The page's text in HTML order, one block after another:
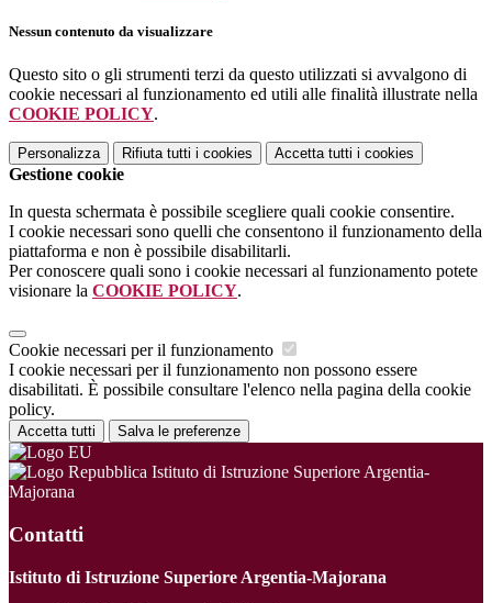
Nessun contenuto da visualizzare
Questo sito o gli strumenti terzi da questo utilizzati si avvalgono di
cookie necessari al funzionamento ed utili alle finalità illustrate nella
COOKIE POLICY.
Personalizza Rifiuta tutti i cookies Accetta tutti i cookies
Gestione cookie
In questa schermata è possibile scegliere quali cookie consentire.
I cookie necessari sono quelli che consentono il funzionamento della
piattaforma e non è possibile disabilitarli.
Per conoscere quali sono i cookie necessari al funzionamento potete
visionare la COOKIE POLICY.
Cookie necessari per il funzionamento
I cookie necessari per il funzionamento non possono essere
disabilitati. È possibile consultare l'elenco nella pagina della cookie
policy.
Accetta tutti Salva le preferenze
Istituto di Istruzione Superiore Argentia-
Majorana
Contatti
Istituto di Istruzione Superiore Argentia-Majorana